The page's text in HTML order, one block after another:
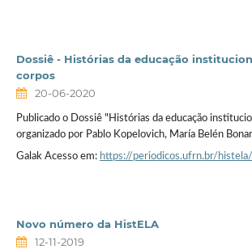
Dossiê - Histórias da educação
corpos
20-06-2020
Publicado o Dossiê "Histórias da educação
organizado por Pablo Kopelovich, María Belén
Galak Acesso em: https://periodicos.ufrn.br/histela/
Novo número da HistELA
12-11-2019